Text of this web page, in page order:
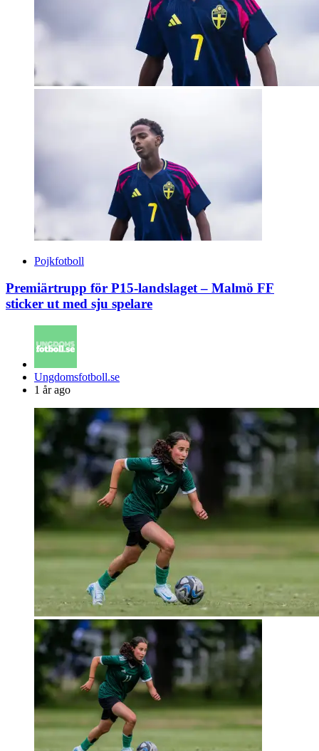
Pojkfotboll
Premiärtrupp för P15-landslaget – Malmö FF
sticker ut med sju spelare
Posted
by
Ungdomsfotboll.se
1 år ago